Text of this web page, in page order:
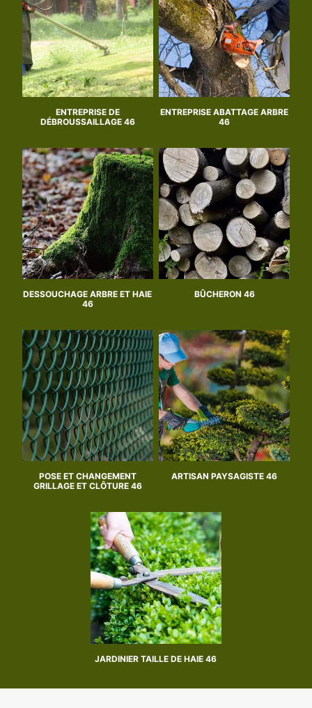
ENTREPRISE DE
DÉBROUSSAILLAGE 46
ENTREPRISE ABATTAGE ARBRE
46
DESSOUCHAGE ARBRE ET HAIE
46
BÛCHERON 46
POSE ET CHANGEMENT
GRILLAGE ET CLÔTURE 46
ARTISAN PAYSAGISTE 46
JARDINIER TAILLE DE HAIE 46